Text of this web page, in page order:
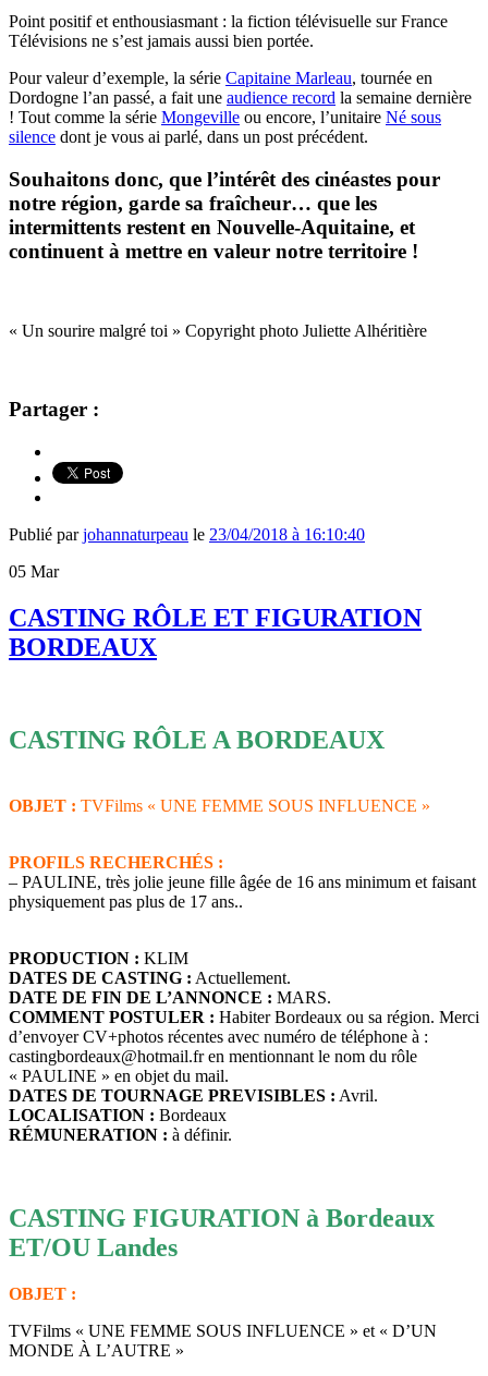
Point positif et enthousiasmant : la fiction télévisuelle sur France
Télévisions ne s’est jamais aussi bien portée.
Pour valeur d’exemple, la série Capitaine Marleau, tournée en
Dordogne l’an passé, a fait une audience record la semaine dernière
! Tout comme la série Mongeville ou encore, l’unitaire Né sous
silence dont je vous ai parlé, dans un post précédent.
Souhaitons donc, que l’intérêt des cinéastes pour
notre région, garde sa fraîcheur… que les
intermittents restent en Nouvelle-Aquitaine, et
continuent à mettre en valeur notre territoire !
« Un sourire malgré toi » Copyright photo Juliette Alhéritière
Partager :
Publié parjohannaturpeau le 23/04/2018 à 16:10:40
05 Mar
CASTING RÔLE ET FIGURATION
BORDEAUX
CASTING RÔLE A BORDEAUX
OBJET : TVFilms « UNE FEMME SOUS INFLUENCE »
PROFILS RECHERCHÉS :
– PAULINE, très jolie jeune fille âgée de 16 ans minimum et faisant
physiquement pas plus de 17 ans..
PRODUCTION : KLIM
DATES DE CASTING : Actuellement.
DATE DE FIN DE L’ANNONCE : MARS.
COMMENT POSTULER : Habiter Bordeaux ou sa région. Merci
d’envoyer CV+photos récentes avec numéro de téléphone à :
castingbordeaux@hotmail.fr en mentionnant le nom du rôle
« PAULINE » en objet du mail.
DATES DE TOURNAGE PREVISIBLES : Avril.
LOCALISATION : Bordeaux
RÉMUNERATION : à définir.
CASTING FIGURATION à Bordeaux
ET/OU Landes
OBJET :
TVFilms « UNE FEMME SOUS INFLUENCE » et « D’UN
MONDE À L’AUTRE »